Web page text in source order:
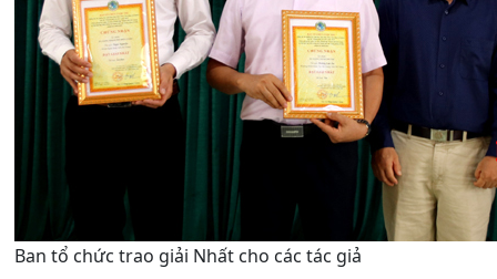
Ban tổ chức trao giải Nhất cho các tác giả